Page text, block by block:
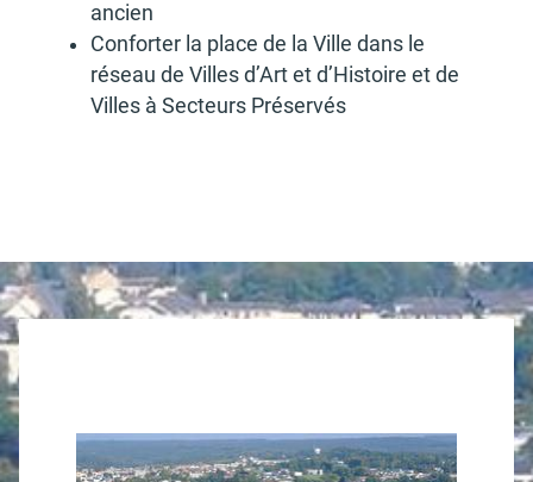
ancien
Confor­ter la place de la Ville dans le
réseau de Villes d’Art et d’His­toire et de
Villes à Secteurs Préser­vés